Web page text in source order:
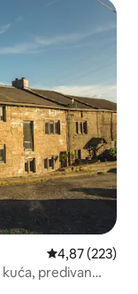
Prosječna
4,87 (223)
predivan